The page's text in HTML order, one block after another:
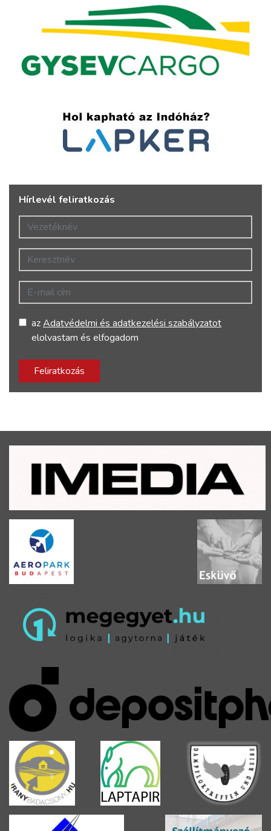
Hírlevél feliratkozás
Vezetéknév
Keresztnév
E-mail cím
azAdatvédelmi és adatkezelési szabályzatot
elolvastam és elfogadom
Feliratkozás